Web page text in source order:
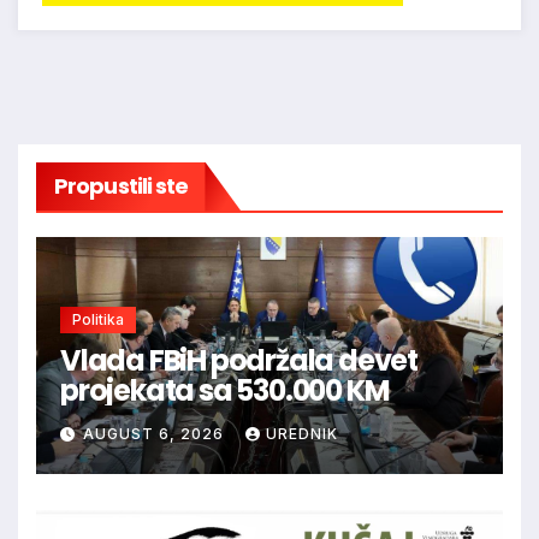
Propustili ste
Politika
Vlada FBiH podržala devet
projekata sa 530.000 KM
AUGUST 6, 2026 UREDNIK